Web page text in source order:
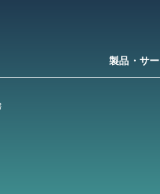
製品・サ